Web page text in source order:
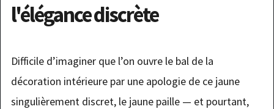
l'élégance discrète
Difficile d’imaginer que l’on ouvre le bal de la
décoration intérieure par une apologie de ce jaune
singulièrement discret, le jaune paille — et pourtant,